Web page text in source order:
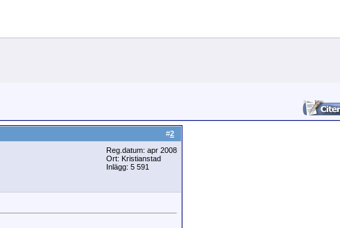
#2
Reg.datum: apr 2008
Ort: Kristianstad
Inlägg: 5 591